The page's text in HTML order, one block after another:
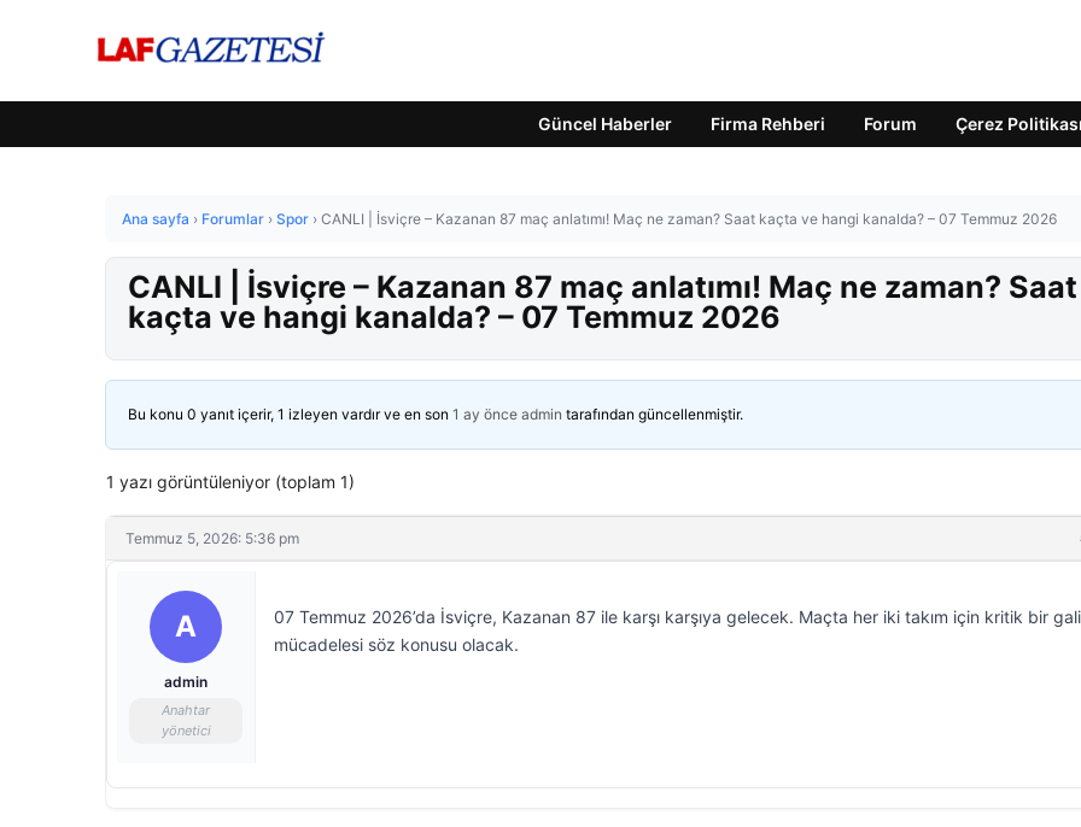
Güncel Haberler Firma Rehberi Forum Çerez Politikası
Ana sayfa › Forumlar › Spor › CANLI | İsviçre – Kazanan 87 maç anlatımı! Maç ne zaman? Saat kaçta ve hangi kanalda? – 07 Temmuz 2026
CANLI | İsviçre – Kazanan 87 maç anlatımı! Maç ne zaman? Saat
kaçta ve hangi kanalda? – 07 Temmuz 2026
Bu konu 0 yanıt içerir, 1 izleyen vardır ve en son 1 ay önce admin tarafından güncellenmiştir.
1 yazı görüntüleniyor (toplam 1)
Temmuz 5, 2026: 5:36 pm
A
admin
Anahtar
yönetici
07 Temmuz 2026’da İsviçre, Kazanan 87 ile karşı karşıya gelecek. Maçta her iki takım için kritik bir
mücadelesi söz konusu olacak.